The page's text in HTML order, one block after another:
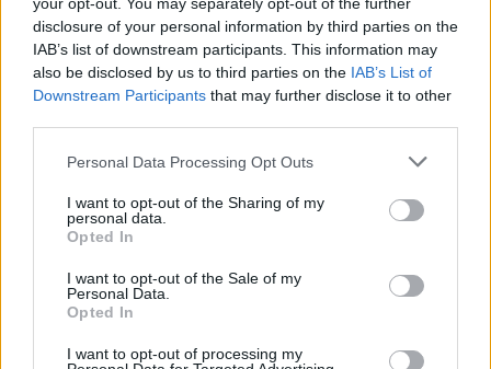
disclosure of your personal information by third parties on the
IAB’s list of downstream participants. This information may
also be disclosed by us to third parties on the IAB’s List of
Downstream Participants that may further disclose it to other
Personal Data Processing Opt Outs
I want to opt-out of the Sharing of my
personal data.
Opted In
I want to opt-out of the Sale of my
Personal Data.
Opted In
I want to opt-out of processing my
“Millennium Estoril Open 2026” regressou ao circuito ATP
com vitória do francês Luca Van Assche
Castelo Branco: “Bienal Internacional de Artes e Ofícios”
município português
Covilhã: Especialista aponta investimento estrangeiro e
valorização imobiliária como motores do crescimento da
Rio de Janeiro: Governo do Estado propõe parceria com a
exterior”